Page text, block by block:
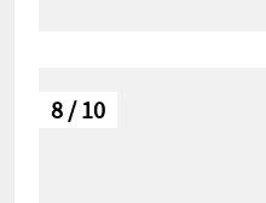
8 / 10